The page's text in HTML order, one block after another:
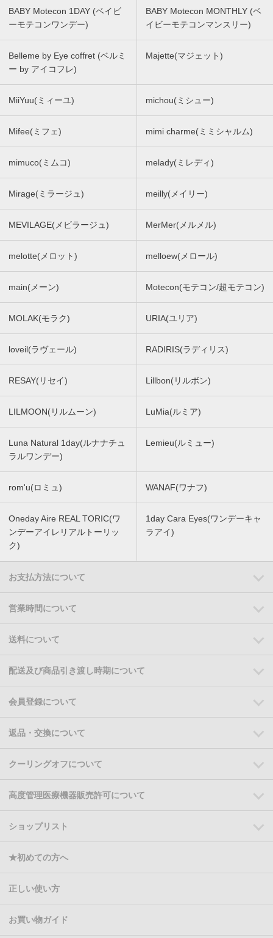
BABY Motecon 1DAY (ベイビ
ーモテコンワンデー)
BABY Motecon MONTHLY (ベ
イビーモテコンマンスリー)
Belleme by Eye coffret (ベルミ
ー by アイコフレ)
Majette(マジェット)
MiiYuu(ミィーユ) michou(ミシュー)
Mifee(ミフェ) mimi charme(ミミシャルム)
mimuco(ミムコ) melady(ミレディ)
Mirage(ミラージュ) meilly(メイリー)
MEVILAGE(メビラージュ) MerMer(メルメル)
melotte(メロット) melloew(メロール)
main(メーン) Motecon(モテコン/超モテコン)
MOLAK(モラク) URIA(ユリア)
loveil(ラヴェール) RADIRIS(ラディリス)
RESAY(リセイ) Lillbon(リルボン)
LILMOON(リルムーン) LuMia(ルミア)
Luna Natural 1day(ルナナチュ
ラルワンデー)
Lemieu(ルミュー)
rom'u(ロミュ) WANAF(ワナフ)
Oneday Aire REAL TORIC(ワ
ンデーアイレリアルトーリッ
ク)
1day Cara Eyes(ワンデーキャ
ラアイ)
お支払方法について
営業時間について
送料について
配送及び商品引き渡し時期について
会員登録について
返品・交換について
クーリングオフについて
高度管理医療機器販売許可について
ショップリスト
★初めての方へ
正しい使い方
お買い物ガイド